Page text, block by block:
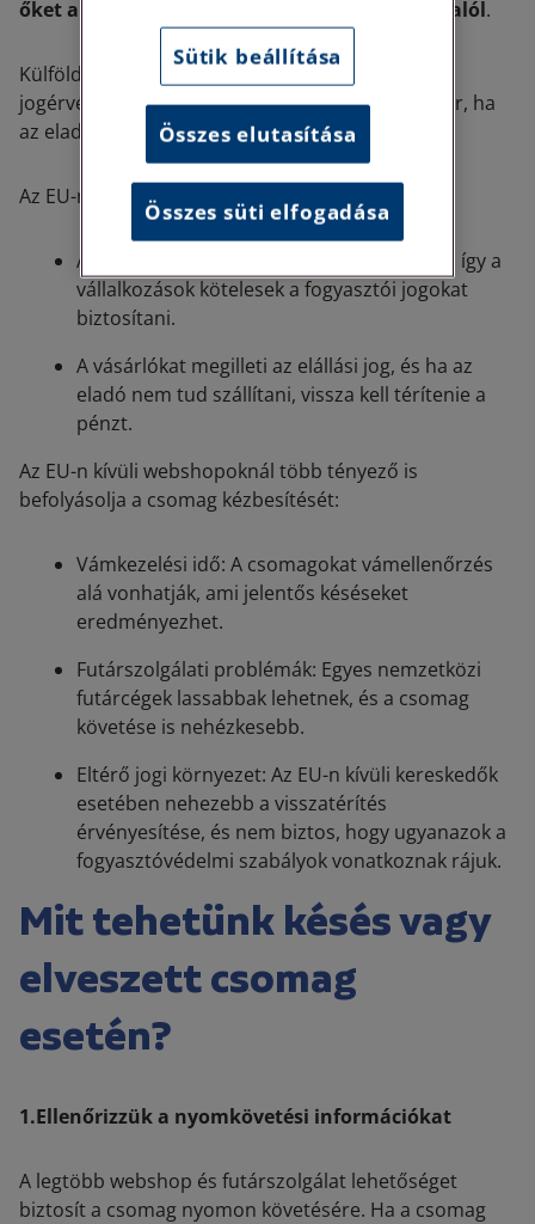
őket a jogszabályok szerinti kötelezettségeik alól.
Külföldi webshopból történő vásárlásnál a
jogérvényesítés nehezebb lehet, különösen akkor, ha
az eladó az Európai Unión kívül működik.
Az EU-n belüli webshopoknál:
A fogyasztóvédelmi szabályok egységesek, így a
vállalkozások kötelesek a fogyasztói jogokat
biztosítani.
A vásárlókat megilleti az elállási jog, és ha az
eladó nem tud szállítani, vissza kell térítenie a
pénzt.
Az EU-n kívüli webshopoknál több tényező is
befolyásolja a csomag kézbesítését:
Vámkezelési idő: A csomagokat vámellenőrzés
alá vonhatják, ami jelentős késéseket
eredményezhet.
Futárszolgálati problémák: Egyes nemzetközi
futárcégek lassabbak lehetnek, és a csomag
követése is nehézkesebb.
Eltérő jogi környezet: Az EU-n kívüli kereskedők
esetében nehezebb a visszatérítés
érvényesítése, és nem biztos, hogy ugyanazok a
fogyasztóvédelmi szabályok vonatkoznak rájuk.
Mit tehetünk késés vagy
elveszett csomag
esetén?
1.Ellenőrizzük a nyomkövetési információkat
A legtöbb webshop és futárszolgálat lehetőséget
biztosít a csomag nyomon követésére. Ha a csomag
Sütik beállítása
Összes elutasítása
Összes süti elfogadása